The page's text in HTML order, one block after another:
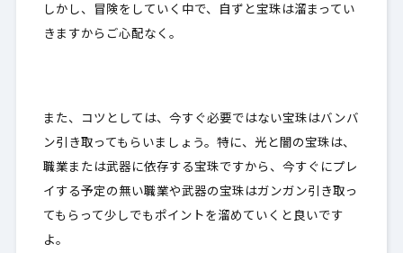
しかし、冒険をしていく中で、自ずと宝珠は溜まってい
きますからご心配なく。
また、コツとしては、今すぐ必要ではない宝珠はバンバ
ン引き取ってもらいましょう。特に、 光と闇の宝珠は、
職業または武器に依存する宝珠ですから、今すぐにプレ
イする予定の無い職業や武器の宝珠はガンガン引き取っ
てもらって少しでもポイントを溜めていくと良いです
よ。